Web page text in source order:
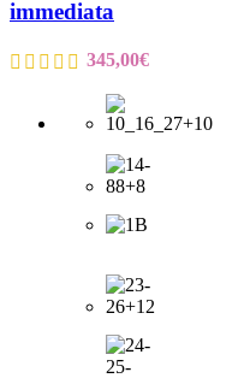
immediata
345,00€